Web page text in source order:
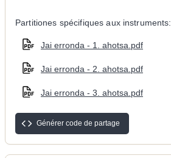
Partitiones spécifiques aux instruments:
Jai erronda - 1. ahotsa.pdf
Jai erronda - 2. ahotsa.pdf
Jai erronda - 3. ahotsa.pdf
Générer code de partage